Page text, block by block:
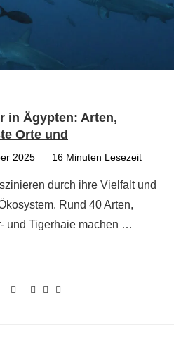
in Ägypten: Arten,
Orte und
2025 16 Minuten Lesezeit
durch ihre Vielfalt und
Rund 40 Arten,
und Tigerhaie machen …